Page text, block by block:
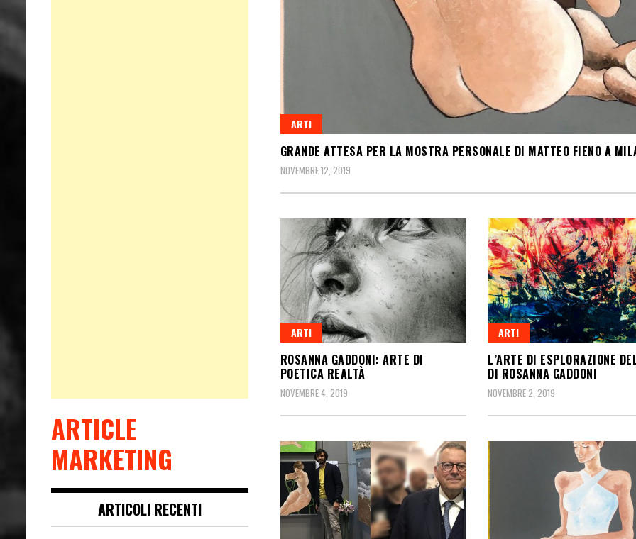
ARTI
GRANDE ATTESA PER LA MOSTRA PERSONALE DI MATTEO FIENO A
NOVEMBRE 12, 2019
ARTI
ROSANNA GADDONI: ARTE DI
POETICA REALTÀ
NOVEMBRE 4, 2019
ARTI
L’ARTE DI ESPLORAZIONE
DI ROSANNA GADDONI
NOVEMBRE 2, 2019
ARTICLE
MARKETING
ARTICOLI RECENTI